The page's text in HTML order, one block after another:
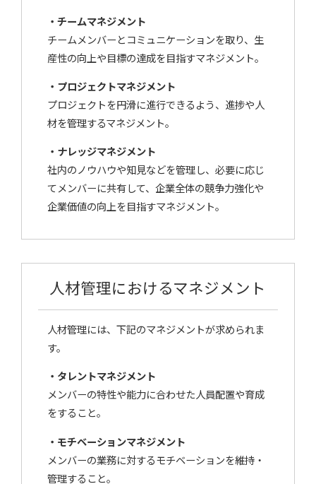
・チームマネジメント
チームメンバーとコミュニケーションを取り、生
産性の向上や目標の達成を目指すマネジメント。
・プロジェクトマネジメント
プロジェクトを円滑に進行できるよう、進捗や人
材を管理するマネジメント。
・ナレッジマネジメント
社内のノウハウや知見などを管理し、必要に応じ
てメンバーに共有して、企業全体の競争力強化や
企業価値の向上を目指すマネジメント。
人材管理におけるマネジメント
人材管理には、下記のマネジメントが求められま
す。
・タレントマネジメント
メンバーの特性や能力に合わせた人員配置や育成
をすること。
・モチベーションマネジメント
メンバーの業務に対するモチベーションを維持・
管理すること。